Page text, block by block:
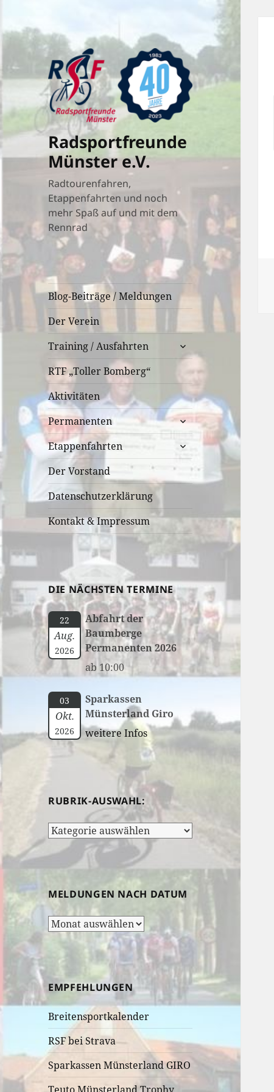
Radsportfreunde
Münster e.V.
Radtourenfahren,
Etappenfahrten und noch
mehr Spaß auf und mit dem
Rennrad
Blog-Beiträge / Meldungen
Der Verein
Training / Ausfahrten
untermenü
öffnen
RTF „Toller Bomberg“
Aktivitäten
Permanenten
untermenü
öffnen
Etappenfahrten
untermenü
öffnen
Der Vorstand
Datenschutzerklärung
Kontakt & Impressum
DIE NÄCHSTEN TERMINE
22
Aug.
2026
Abfahrt der
Baumberge
Permanenten 2026
ab 10:00
03
Okt.
2026
Sparkassen
Münsterland Giro
weitere Infos
RUBRIK-AUSWAHL:
Rubrik-
Auswahl:
MELDUNGEN NACH DATUM
Meldungen
nach
Datum
EMPFEHLUNGEN
Breitensportkalender
RSF bei Strava
Sparkassen Münsterland GIRO